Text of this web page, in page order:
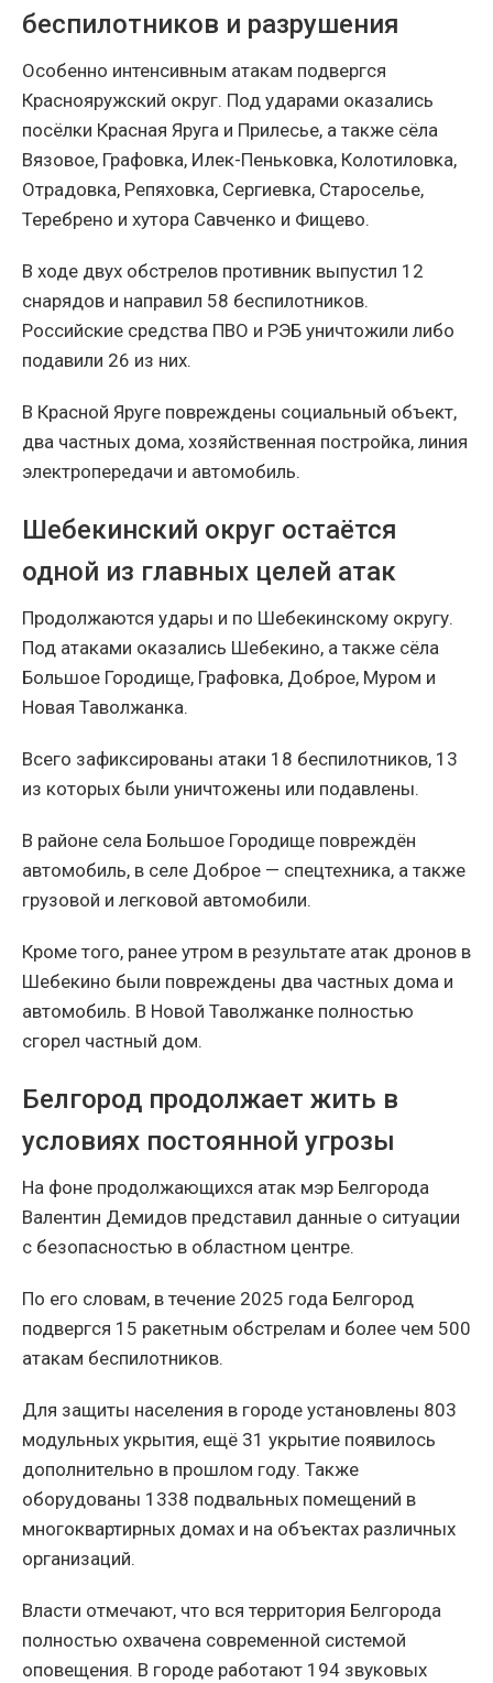
беспилотников и разрушения
Особенно интенсивным атакам подвергся
Краснояружский округ. Под ударами оказались
посёлки Красная Яруга и Прилесье, а также сёла
Вязовое, Графовка, Илек-Пеньковка, Колотиловка,
Отрадовка, Репяховка, Сергиевка, Староселье,
Теребрено и хутора Савченко и Фищево.
В ходе двух обстрелов противник выпустил 12
снарядов и направил 58 беспилотников.
Российские средства ПВО и РЭБ уничтожили либо
подавили 26 из них.
В Красной Яруге повреждены социальный объект,
два частных дома, хозяйственная постройка, линия
электропередачи и автомобиль.
Шебекинский округ остаётся
одной из главных целей атак
Продолжаются удары и по Шебекинскому округу.
Под атаками оказались Шебекино, а также сёла
Большое Городище, Графовка, Доброе, Муром и
Новая Таволжанка.
Всего зафиксированы атаки 18 беспилотников, 13
из которых были уничтожены или подавлены.
В районе села Большое Городище повреждён
автомобиль, в селе Доброе — спецтехника, а также
грузовой и легковой автомобили.
Кроме того, ранее утром в результате атак дронов в
Шебекино были повреждены два частных дома и
автомобиль. В Новой Таволжанке полностью
сгорел частный дом.
Белгород продолжает жить в
условиях постоянной угрозы
На фоне продолжающихся атак мэр Белгорода
Валентин Демидов представил данные о ситуации
с безопасностью в областном центре.
По его словам, в течение 2025 года Белгород
подвергся 15 ракетным обстрелам и более чем 500
атакам беспилотников.
Для защиты населения в городе установлены 803
модульных укрытия, ещё 31 укрытие появилось
дополнительно в прошлом году. Также
оборудованы 1338 подвальных помещений в
многоквартирных домах и на объектах различных
организаций.
Власти отмечают, что вся территория Белгорода
полностью охвачена современной системой
оповещения. В городе работают 194 звуковых